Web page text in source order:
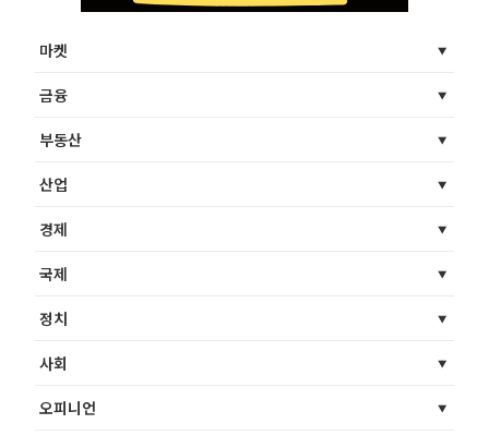
마켓
금융
부동산
산업
경제
국제
정치
사회
오피니언